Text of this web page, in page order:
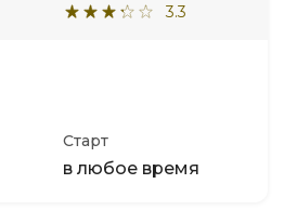
3.3
Старт
в любое время